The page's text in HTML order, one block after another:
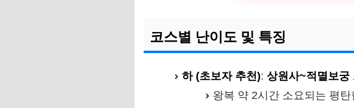
코스별 난이도 및 특징
하 (초보자 추천): 상원사~적멸보궁
왕복 약 2시간 소요되는 평